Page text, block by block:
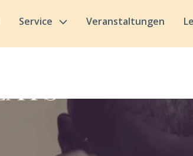
Service Veranstaltungen